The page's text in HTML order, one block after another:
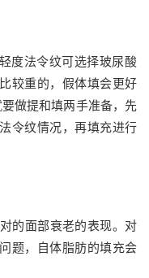
度法令纹可选择玻尿酸
较重的，假体填会更好
做提和填两手准备，先
令纹情况，再填充进行
的面部衰老的表现。对
题，自体脂肪的填充会